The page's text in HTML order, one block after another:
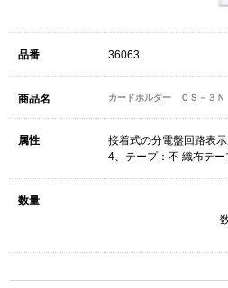
36063
カードホルダー ＣＳ－３Ｎ
接着式の分電盤回路表
4、テープ：不 織布テー